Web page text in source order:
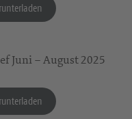
Juni – August 2025